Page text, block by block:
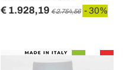
€ 1.928,19 € 2.754,56 - 30%